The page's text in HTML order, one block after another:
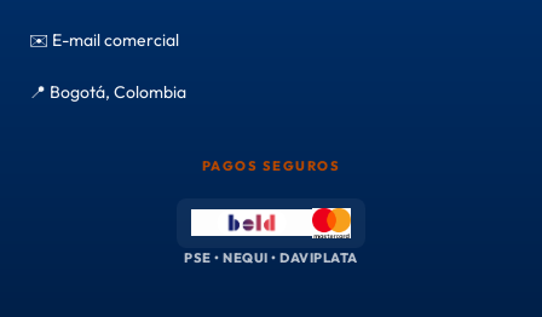
✉️ E-mail comercial
📍 Bogotá, Colombia
PAGOS SEGUROS
PSE • NEQUI • DAVIPLATA